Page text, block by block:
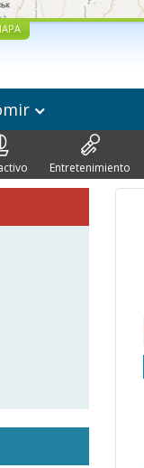
Entretenimiento